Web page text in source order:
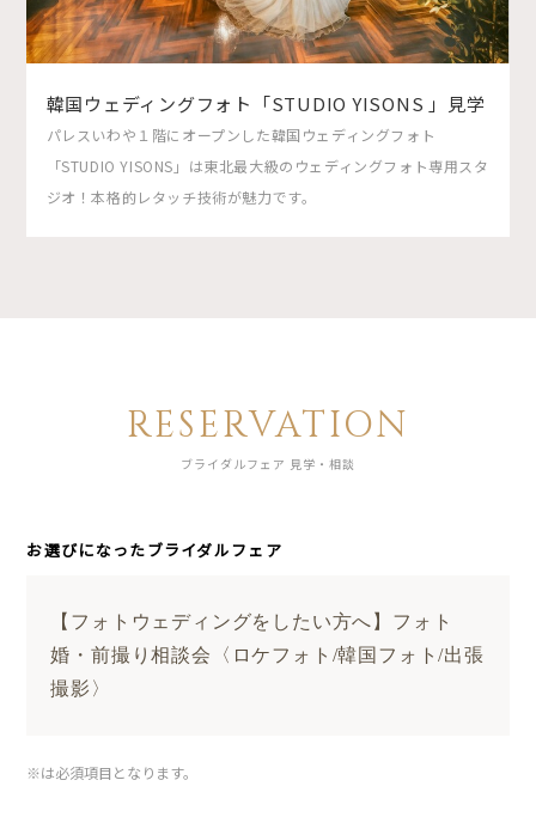
韓国ウェディングフォト「STUDIO YISONS 」見学
パレスいわや１階にオープンした韓国ウェディングフォト
「STUDIO YISONS」は東北最大級のウェディングフォト専用スタ
ジオ！本格的レタッチ技術が魅力です。
RESERVATION
ブライダルフェア 見学・相談
お選びになったブライダルフェア
【フォトウェディングをしたい方へ】フォト
婚・前撮り相談会〈ロケフォト/韓国フォト/出張
撮影〉
※は必須項目となります。